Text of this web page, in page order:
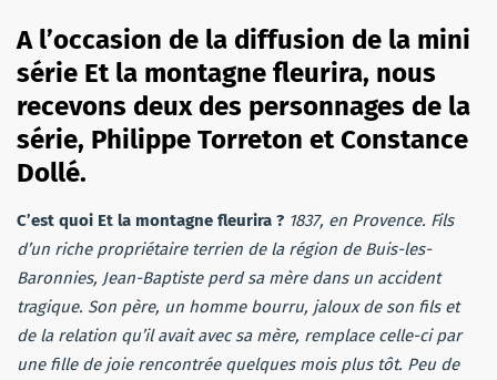
A l’occasion de la diffusion de la mini
série Et la montagne fleurira, nous
recevons deux des personnages de la
série, Philippe Torreton et Constance
Dollé.
C’est quoi Et la montagne fleurira ? 1837, en Provence. Fils
d’un riche propriétaire terrien de la région de Buis-les-
Baronnies, Jean-Baptiste perd sa mère dans un accident
tragique. Son père, un homme bourru, jaloux de son fils et
de la relation qu’il avait avec sa mère, remplace celle-ci par
une fille de joie rencontrée quelques mois plus tôt. Peu de